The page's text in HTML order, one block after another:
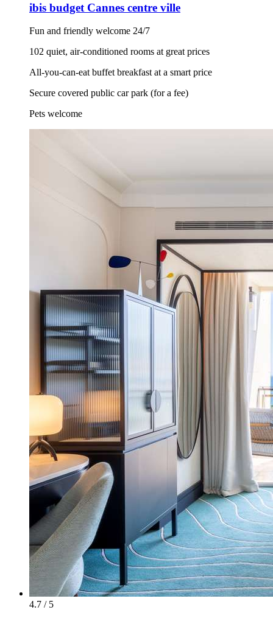
ibis budget Cannes centre ville
Fun and friendly welcome 24/7
102 quiet, air-conditioned rooms at great prices
All-you-can-eat buffet breakfast at a smart price
Secure covered public car park (for a fee)
Pets welcome
4.7 / 5